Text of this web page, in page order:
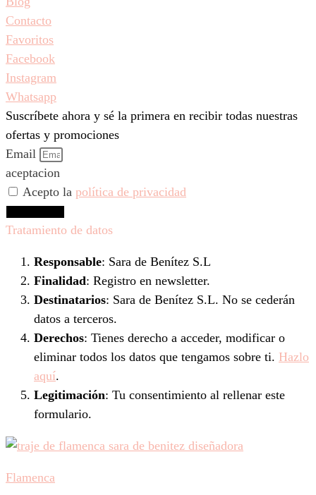
Contacto
Favoritos
Facebook
Instagram
Whatsapp
Suscríbete ahora y sé la primera en recibir todas nuestras
ofertas y promociones
Email
aceptacion
Acepto la política de privacidad
Tratamiento de datos
Responsable: Sara de Benítez S.L
Finalidad: Registro en newsletter.
Destinatarios: Sara de Benítez S.L. No se cederán
datos a terceros.
Derechos: Tienes derecho a acceder, modificar o
eliminar todos los datos que tengamos sobre ti. Hazlo
aquí.
Legitimación: Tu consentimiento al rellenar este
formulario.
Flamenca